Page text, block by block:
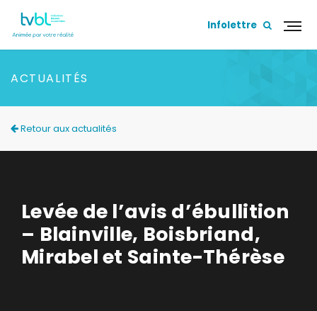
Infolettre
ACTUALITÉS
Retour aux actualités
Levée de l’avis d’ébullition
– Blainville, Boisbriand,
Mirabel et Sainte-Thérèse